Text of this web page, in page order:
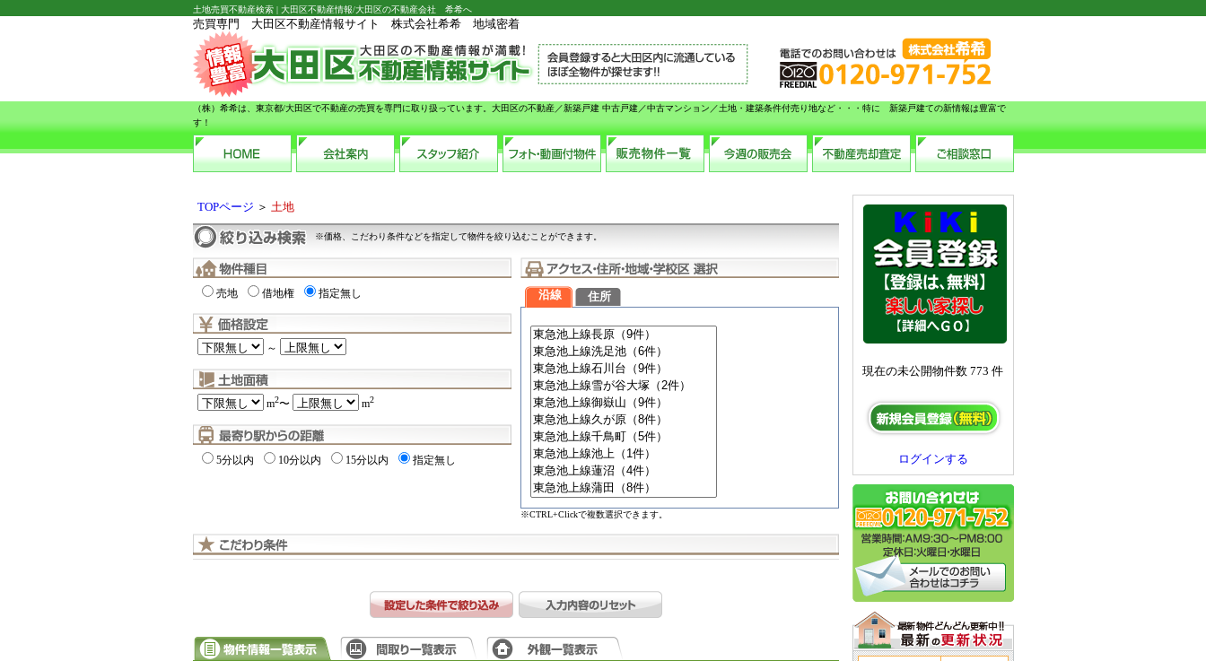
土地売買不動産検索 | 大田区不動産情報/大田区の不動産会社 希希へ
売買専門 大田区不動産情報サイト 株式会社希希 地域密着
（株）希希は、東京都/大田区で不動産の売買を専門に取り扱っています。大田区の不動産／新築戸建 中古戸建／中古マンション／土地・建築条件付売り地など・・・特に 新築戸建ての新情報は豊富で
す！
現在の未公開物件数 773 件
ログインする
TOPページ ＞ 土地
※価格、こだわり条件などを指定して物件を絞り込むことができます。
売地 借地権 指定無し
～
m2〜 m2
5分以内 10分以内 15分以内 指定無し
沿線 住所
※CTRL+Clickで複数選択できます。